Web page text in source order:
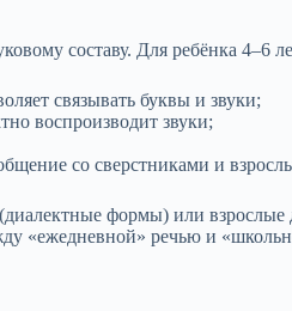
составу. Для ребёнка 4–6
связывать буквы и звуки;
воспроизводит звуки;
со сверстниками и
формы) или
«ежедневной» речью и